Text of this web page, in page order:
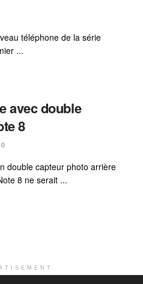
téléphone de la série
...
avec double
8
0
double capteur photo arrière
8 ne serait ...